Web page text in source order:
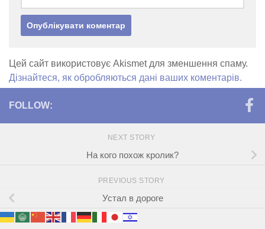
Цей сайт використовує Akismet для зменшення спаму.
Дізнайтеся, як обробляються дані ваших коментарів.
FOLLOW:
NEXT STORY
На кого похож кролик?
PREVIOUS STORY
Устал в дороге